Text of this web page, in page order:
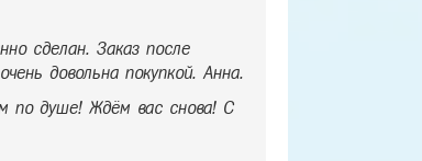
сделан. Заказ после
довольна покупкой. Анна.
по душе! Ждём вас снова! С